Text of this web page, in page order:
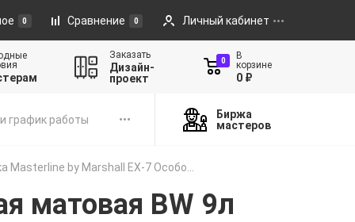
0 Сравнение 0 Личный кабинет
Заказать
Дизайн-
проект
0
В
корзине
0 ₽
график работы
Биржа
мастеров
Masterline by Marshall EX-7 Особо...
матовая BW 9л